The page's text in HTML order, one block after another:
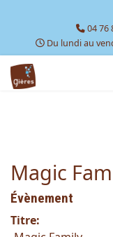
04 76
Du lundi au
Magic
Évènement
Titre: